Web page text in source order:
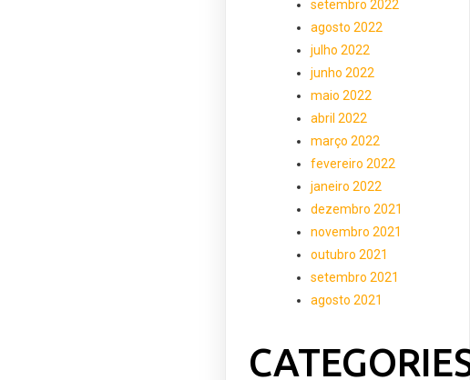
setembro 2022
agosto 2022
julho 2022
junho 2022
maio 2022
abril 2022
março 2022
fevereiro 2022
janeiro 2022
dezembro 2021
novembro 2021
outubro 2021
setembro 2021
agosto 2021